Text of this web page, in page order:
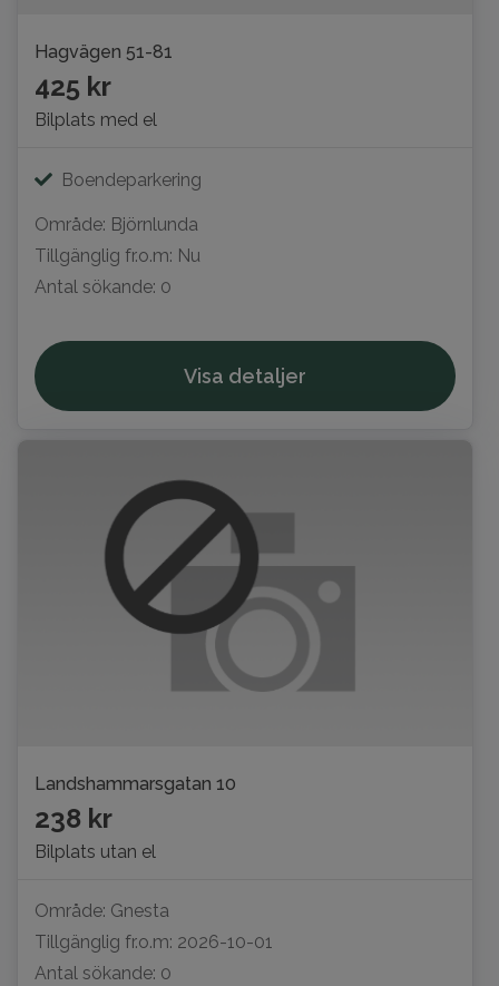
Hagvägen 51-81
425 kr
Bilplats med el
Boendeparkering
Område: Björnlunda
Tillgänglig fr.o.m: Nu
Antal sökande: 0
Visa detaljer
Landshammarsgatan 10
238 kr
Bilplats utan el
Område: Gnesta
Tillgänglig fr.o.m: 2026-10-01
Antal sökande: 0